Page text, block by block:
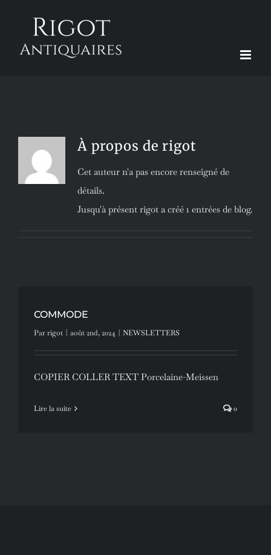
contenu
À propos de rigot
Cet auteur n'a pas encore renseigné de
détails.
Jusqu'à présent rigot a créé 1 entrées de blog.
COMMODE
Parrigot août 2nd, 2024 NEWSLETTERS
COPIER COLLER TEXT Porcelaine-Meissen
Lire la suite 0